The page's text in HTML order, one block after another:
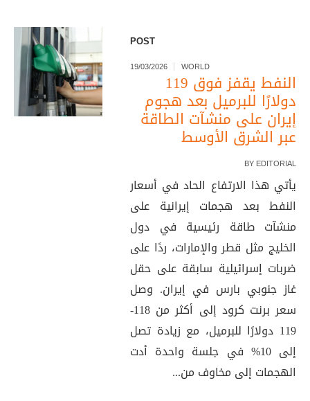
POST
19/03/2026 WORLD
النفط يقفز فوق 119
دولارًا للبرميل بعد هجوم
إيران على منشآت الطاقة
عبر الشرق الأوسط
BY EDITORIAL
يأتي هذا الارتفاع الحاد في أسعار
النفط بعد هجمات إيرانية على
منشآت طاقة رئيسية في دول
الخليج مثل قطر والإمارات، ردًا على
ضربات إسرائيلية سابقة على حقل
غاز جنوبي بارس في إيران. وصل
سعر برنت كرود إلى أكثر من 118-
119 دولارًا للبرميل، مع زيادة تصل
إلى 10% في جلسة واحدة أدت
الهجمات إلى مخاوف من...